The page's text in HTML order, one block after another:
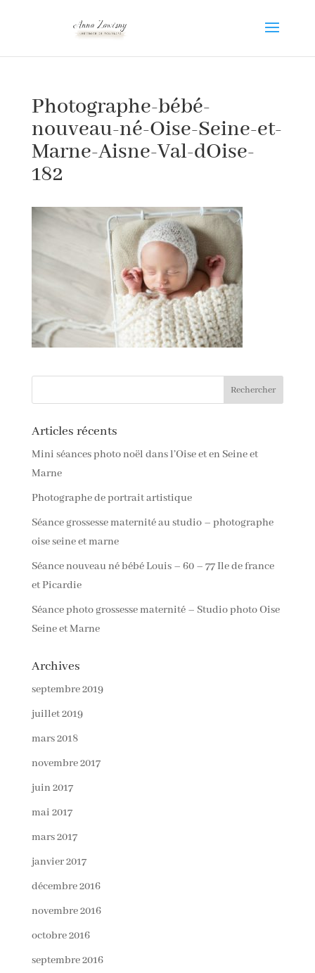
Photographe-bébé-
nouveau-né-Oise-Seine-et-
Marne-Aisne-Val-dOise-
182
Articles récents
Mini séances photo noël dans l’Oise et en Seine et
Marne
Photographe de portrait artistique
Séance grossesse maternité au studio – photographe
oise seine et marne
Séance nouveau né bébé Louis – 60 – 77 Ile de france
et Picardie
Séance photo grossesse maternité – Studio photo Oise
Seine et Marne
Archives
septembre 2019
juillet 2019
mars 2018
novembre 2017
juin 2017
mai 2017
mars 2017
janvier 2017
décembre 2016
novembre 2016
octobre 2016
septembre 2016